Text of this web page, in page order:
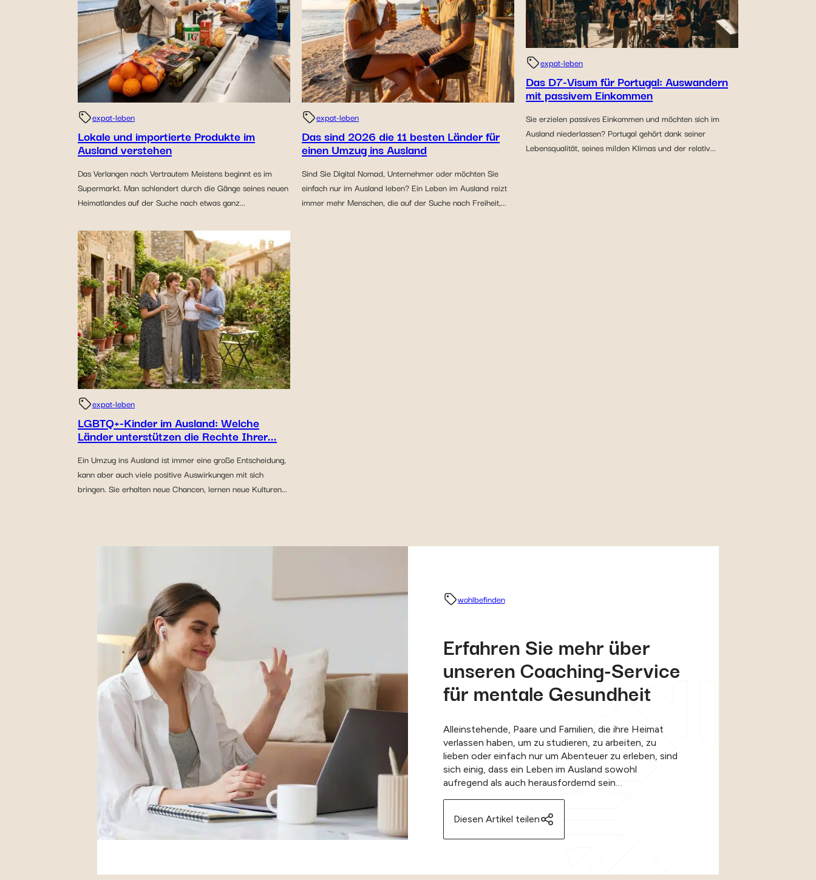
expat-leben
Lokale und importierte Produkte im
Ausland verstehen
Das Verlangen nach Vertrautem Meistens beginnt es im
Supermarkt. Man schlendert durch die Gänge seines neuen
Heimatlandes auf der Suche nach etwas ganz...
expat-leben
Das sind 2026 die 11 besten Länder für
einen Umzug ins Ausland
Sind Sie Digital Nomad, Unternehmer oder möchten Sie
einfach nur im Ausland leben? Ein Leben im Ausland reizt
immer mehr Menschen, die auf der Suche nach Freiheit,...
expat-leben
Das D7-Visum für Portugal: Auswandern
mit passivem Einkommen
Sie erzielen passives Einkommen und möchten sich im
Ausland niederlassen? Portugal gehört dank seiner
Lebensqualität, seines milden Klimas und der relativ...
expat-leben
LGBTQ+-Kinder im Ausland: Welche
Länder unterstützen die Rechte Ihrer...
Ein Umzug ins Ausland ist immer eine große Entscheidung,
kann aber auch viele positive Auswirkungen mit sich
bringen. Sie erhalten neue Chancen, lernen neue Kulturen...
wohlbefinden
Erfahren Sie mehr über
unseren Coaching-Service
für mentale Gesundheit
Alleinstehende, Paare und Familien, die ihre Heimat
verlassen haben, um zu studieren, zu arbeiten, zu
lieben oder einfach nur um Abenteuer zu erleben, sind
sich einig, dass ein Leben im Ausland sowohl
aufregend als auch herausfordernd sein…
Diesen Artikel teilen